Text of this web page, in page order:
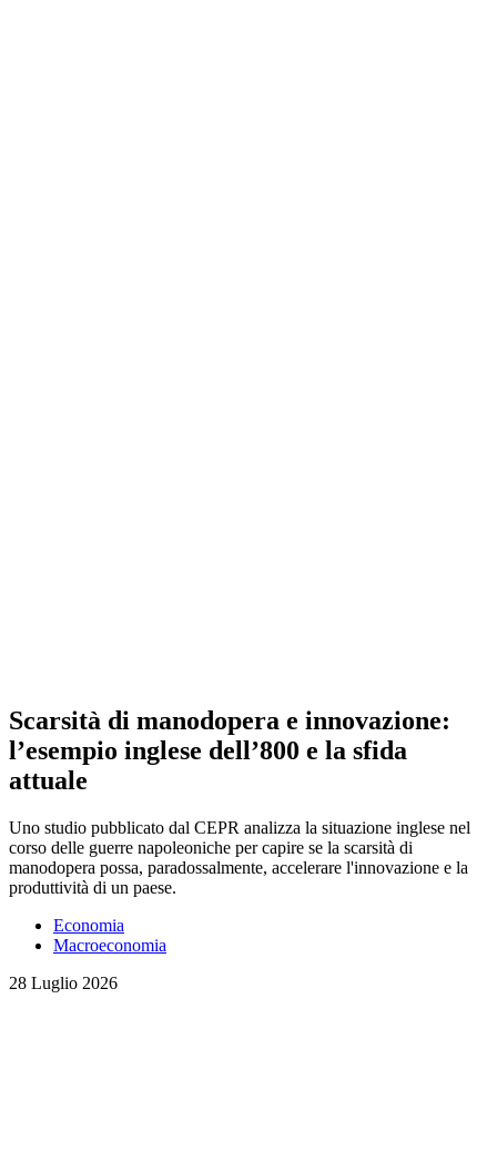
Scarsità di manodopera e innovazione:
l’esempio inglese dell’800 e la sfida
attuale
Uno studio pubblicato dal CEPR analizza la situazione inglese nel
corso delle guerre napoleoniche per capire se la scarsità di
manodopera possa, paradossalmente, accelerare l'innovazione e la
produttività di un paese.
Economia
Macroeconomia
28 Luglio 2026